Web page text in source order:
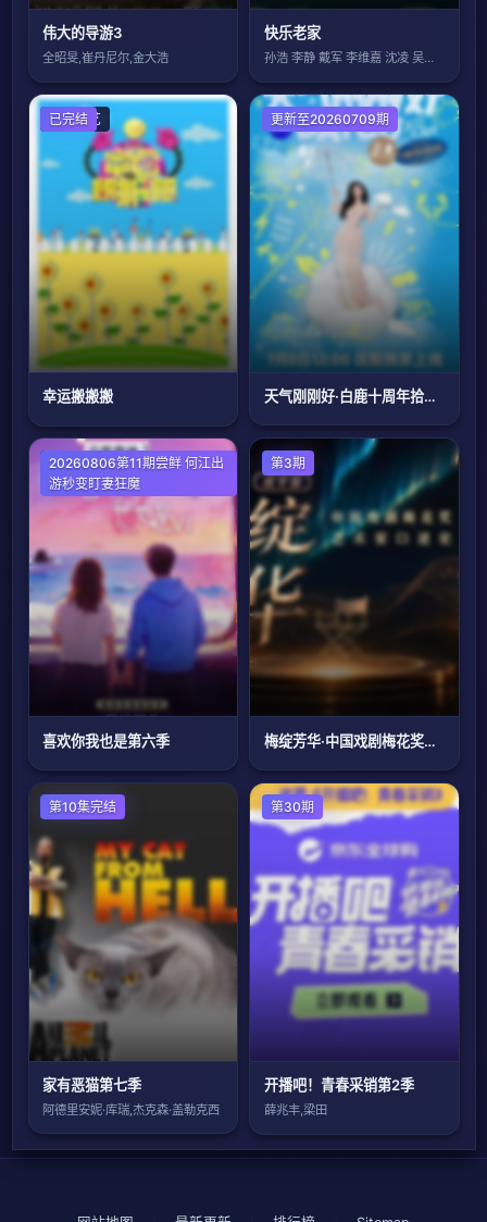
伟大的导游3
全昭旻,崔丹尼尔,金大浩
快乐老家
孙浩 李静 戴军 李维嘉 沈凌 吴昕 武
大陆综艺
已完结
幸运搬搬搬
更新至20260709期
天气刚刚好·白鹿十周年拾光音乐会
大陆综艺
20260806第11期尝鲜 何江出
游秒变盯妻狂魔
喜欢你我也是第六季
第3期
梅绽芳华·中国戏剧梅花奖艺术家口述史
欧美综艺
第10集完结
家有恶猫第七季
阿德里安妮·库瑞,杰克森·盖勒克西
第30期
开播吧！青春采销第2季
薛兆丰,梁田